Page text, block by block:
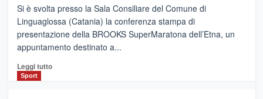
Al
via
i
collegamenti
Si è svolta presso la Sala Consiliare del Comune di
Linguaglossa (Catania) la conferenza stampa di
presentazione della BROOKS SuperMaratona dell’Etna, un
appuntamento destinato a...
Leggi tuttoLeggi
Sport